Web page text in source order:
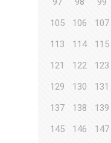
105
106 107
113
114 115
121
122 123
129
130 131
137
138 139
145
146 147